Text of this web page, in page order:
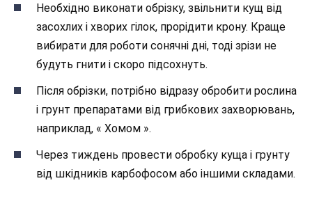
Необхідно виконати обрізку, звільнити кущ від
засохлих і хворих гілок, прорідити крону. Краще
вибирати для роботи сонячні дні, тоді зрізи не
будуть гнити і скоро підсохнуть.
Після обрізки, потрібно відразу обробити рослина
і грунт препаратами від грибкових захворювань,
наприклад, « Хомом ».
Через тиждень провести обробку куща і грунту
від шкідників карбофосом або іншими складами.